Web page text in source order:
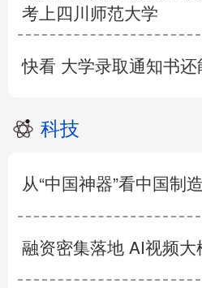
考上四川师范大学
快看 大学录取通知书还
科技
从“中国神器”看中国制
融资密集落地 AI视频